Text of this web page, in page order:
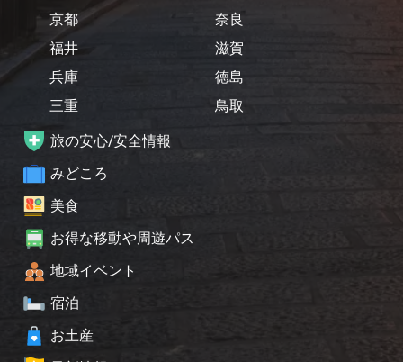
京都
福井
兵庫
三重
奈良
滋賀
徳島
鳥取
旅の安心/安全情報
みどころ
美食
お得な移動や周遊パス
地域イベント
宿泊
お土産